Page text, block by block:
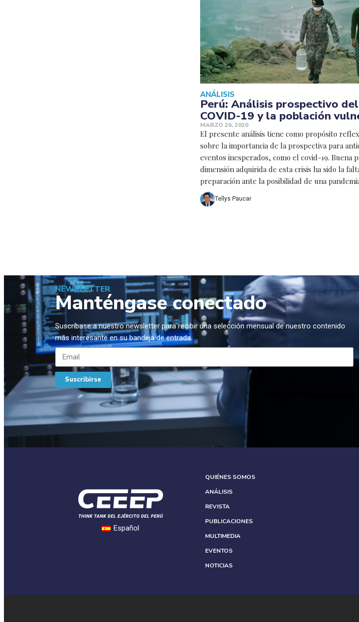
ANÁLISIS
Perú: Análisis prospectivo del
COVID-19 y la población
MARZO 26, 2020
El presente análisis tiene como propósito
sobre la importancia de la prospectiva para
eventos inesperados, como el covid-19. Buena
dimensión adquirida de esta crisis ha sido la
preparación ante la posibilidad de una
Tellys Paucar
NEWSLETTER
Manténgase conectado
Suscríbase a nuestro newsletter para recibir una selección mensual de nuestro contenido
más interesante en su bandeja de entrada.
Suscribirse
Español
QUIÉNES SOMOS
ANÁLISIS
REVISTA
PUBLICACIONES
MULTIMEDIA
EVENTOS
NOTICIAS